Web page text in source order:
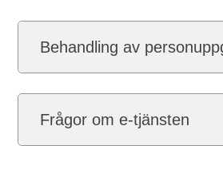
Behandling av
Frågor om e-tjänsten